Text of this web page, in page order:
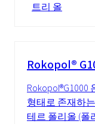
트리 올
Rokopol®
Rokopol®G1000
형태로 존재하
테르 폴리올 (폴